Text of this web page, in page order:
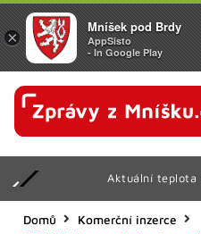
Aktuální teplota
Domů
Komerční inzerce
×
Mníšek pod Brdy
AppSisto
- In Google Play